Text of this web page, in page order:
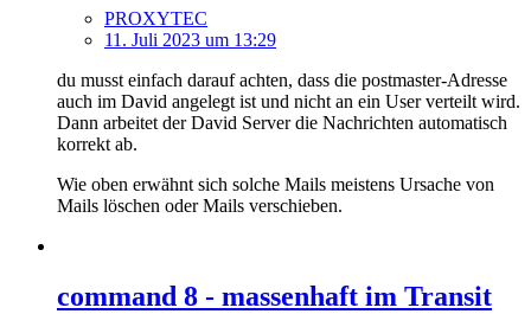
PROXYTEC
11. Juli 2023 um 13:29
du musst einfach darauf achten, dass die postmaster-Adresse
auch im David angelegt ist und nicht an ein User verteilt wird.
Dann arbeitet der David Server die Nachrichten automatisch
korrekt ab.
Wie oben erwähnt sich solche Mails meistens Ursache von
Mails löschen oder Mails verschieben.
command 8 - massenhaft im Transit